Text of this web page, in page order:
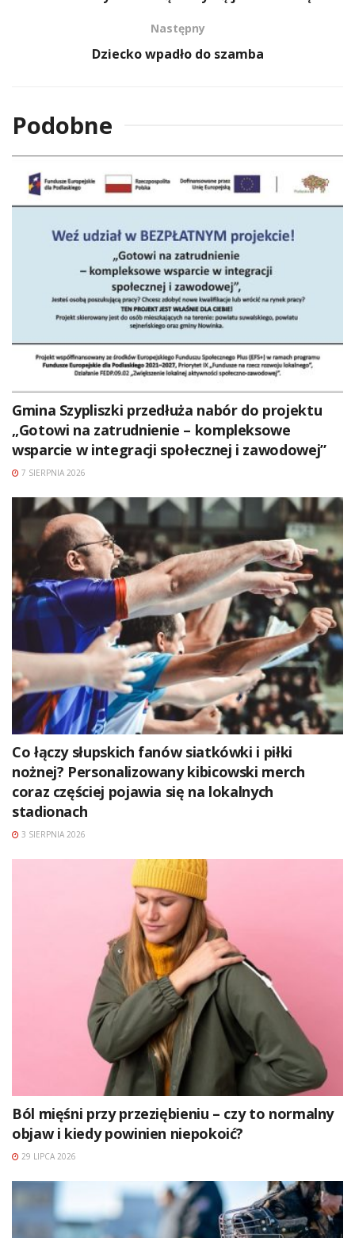
Następny
Dziecko wpadło do szamba
Podobne
Gmina Szypliszki przedłuża nabór do projektu
„Gotowi na zatrudnienie – kompleksowe
wsparcie w integracji społecznej i zawodowej”
7 SIERPNIA 2026
Co łączy słupskich fanów siatkówki i piłki
nożnej? Personalizowany kibicowski merch
coraz częściej pojawia się na lokalnych
stadionach
3 SIERPNIA 2026
Ból mięśni przy przeziębieniu – czy to normalny
objaw i kiedy powinien niepokoić?
29 LIPCA 2026